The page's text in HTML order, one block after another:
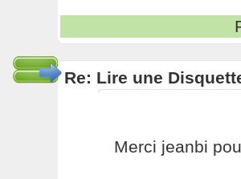
Re: Lire une
Merci jeanbi